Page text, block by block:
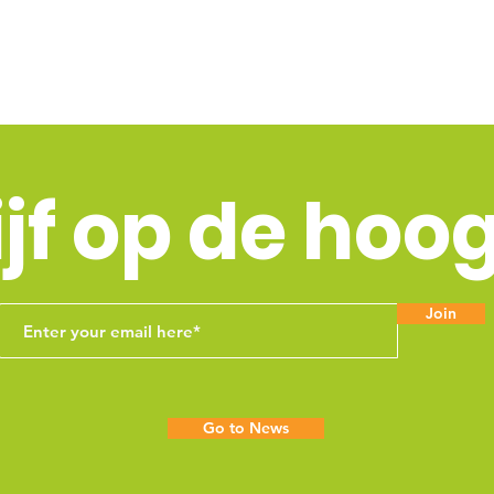
op de
Join
Go to News